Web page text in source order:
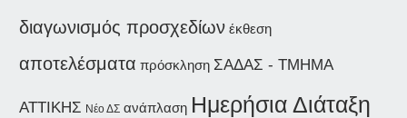
διαγωνισμός προσχεδίων έκθεση
αποτελέσματα πρόσκληση ΣΑΔΑΣ - ΤΜΗΜΑ
ΑΤΤΙΚΗΣ Νέο ΔΣ ανάπλαση Ημερήσια Διάταξη